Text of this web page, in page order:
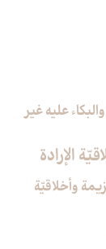
عليه غير
وأخلاقيّة